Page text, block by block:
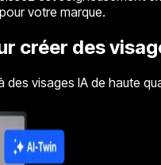
votre marque.
créer des
visages IA de haute